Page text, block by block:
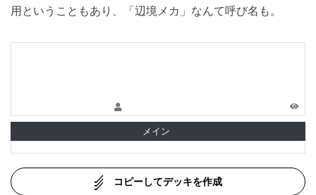
用ということもあり、「辺境メカ」なんて呼び名も。
メイン
コピーしてデッキを作成